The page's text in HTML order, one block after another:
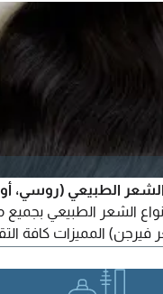
الطبيعي (روسي،
الشعر الطبيعي بجميع
فيرجن) المميزات كافة
ومراكز التجميل.